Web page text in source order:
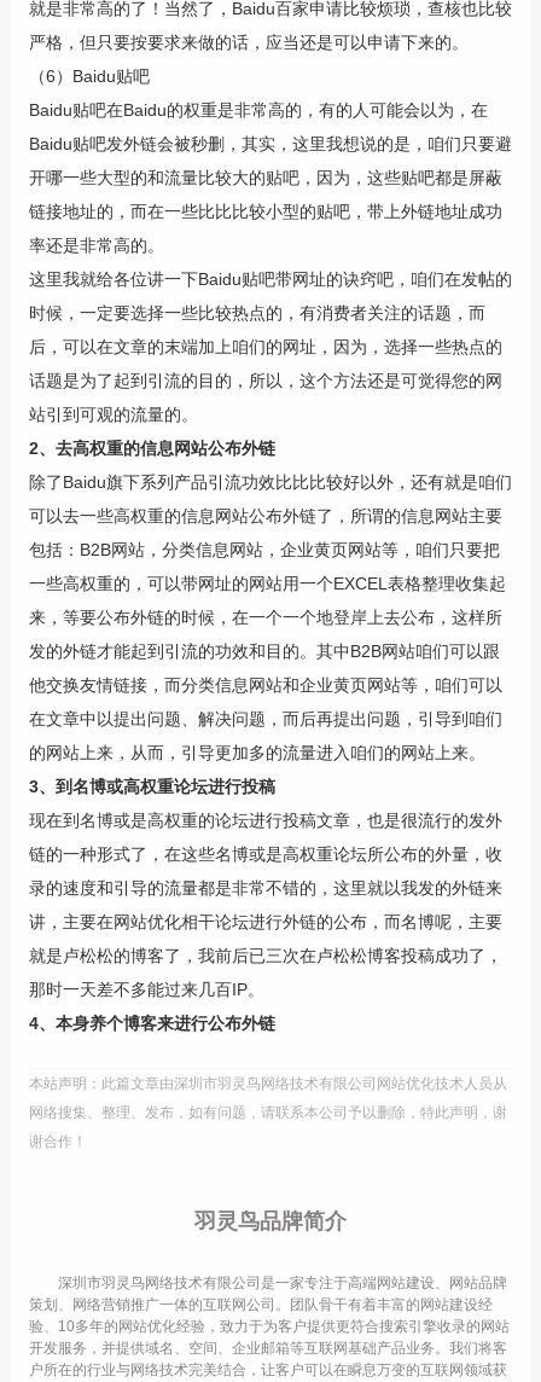
就是非常高的了！当然了，Baidu百家申请比较烦琐，查核也比较
严格，但只要按要求来做的话，应当还是可以申请下来的。
（6）Baidu贴吧
Baidu贴吧在Baidu的权重是非常高的，有的人可能会以为，在
Baidu贴吧发外链会被秒删，其实，这里我想说的是，咱们只要避
开哪一些大型的和流量比较大的贴吧，因为，这些贴吧都是屏蔽
链接地址的，而在一些比比比较小型的贴吧，带上外链地址成功
率还是非常高的。
这里我就给各位讲一下Baidu贴吧带网址的诀窍吧，咱们在发帖的
时候，一定要选择一些比较热点的，有消费者关注的话题，而
后，可以在文章的末端加上咱们的网址，因为，选择一些热点的
话题是为了起到引流的目的，所以，这个方法还是可觉得您的网
站引到可观的流量的。
2、去高权重的信息网站公布外链
除了Baidu旗下系列产品引流功效比比比较好以外，还有就是咱们
可以去一些高权重的信息网站公布外链了，所谓的信息网站主要
包括：B2B网站，分类信息网站，企业黄页网站等，咱们只要把
一些高权重的，可以带网址的网站用一个EXCEL表格整理收集起
来，等要公布外链的时候，在一个一个地登岸上去公布，这样所
发的外链才能起到引流的功效和目的。其中B2B网站咱们可以跟
他交换友情链接，而分类信息网站和企业黄页网站等，咱们可以
在文章中以提出问题、解决问题，而后再提出问题，引导到咱们
的网站上来，从而，引导更加多的流量进入咱们的网站上来。
3、到名博或高权重论坛进行投稿
现在到名博或是高权重的论坛进行投稿文章，也是很流行的发外
链的一种形式了，在这些名博或是高权重论坛所公布的外量，收
录的速度和引导的流量都是非常不错的，这里就以我发的外链来
讲，主要在网站优化相干论坛进行外链的公布，而名博呢，主要
就是卢松松的博客了，我前后已三次在卢松松博客投稿成功了，
那时一天差不多能过来几百IP。
4、本身养个博客来进行公布外链
本站声明：此篇文章由深圳市羽灵鸟网络技术有限公司网站优化技术人员从
网络搜集、整理、发布，如有问题，请联系本公司予以删除，特此声明，谢
谢合作！
羽灵鸟品牌简介
深圳市羽灵鸟网络技术有限公司是一家专注于高端网站建设、网站品牌
策划、网络营销推广一体的互联网公司。团队骨干有着丰富的网站建设经
验、10多年的网站优化经验，致力于为客户提供更符合搜索引擎收录的网站
开发服务，并提供域名、空间、企业邮箱等互联网基础产品业务。我们将客
户所在的行业与网络技术完美结合，让客户可以在瞬息万变的互联网领域获